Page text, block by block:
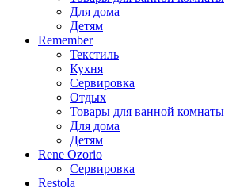
Для дома
Детям
Remember
Текстиль
Кухня
Сервировка
Отдых
Товары для ванной комнаты
Для дома
Детям
Rene Ozorio
Сервировка
Restola